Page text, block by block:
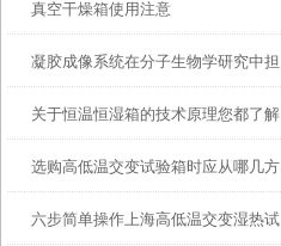
真空干燥箱使用注意
凝胶成像系统在分子生物学研究中担
当着重要角色
关于恒温恒湿箱的技术原理您都了解
吗？
选购高低温交变试验箱时应从哪几方
面考虑？
六步简单操作上海高低温交变湿热试